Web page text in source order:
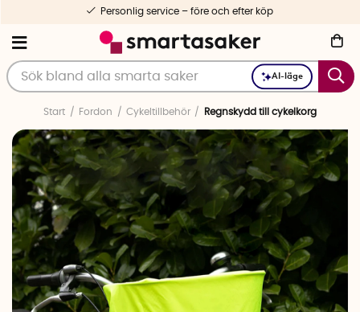
AI-läge
Personlig service – före och efter köp
Start Fordon Cykeltillbehör Regnskydd till cykelkorg